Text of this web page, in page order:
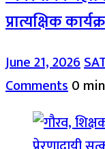
प्रात्यक्षिक
June 21, 2026
Comments0